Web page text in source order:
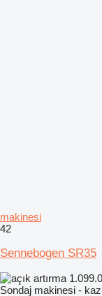
makinesi
42
Sennebogen SR35
Sondaj makinesi -